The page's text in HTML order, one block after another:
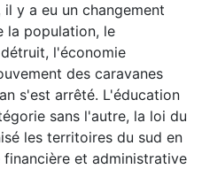
y a eu un changement
la population, le
l'économie
des caravanes
s'est arrêté. L'éducation
sans l'autre, la loi du
les territoires du sud en
et administrative